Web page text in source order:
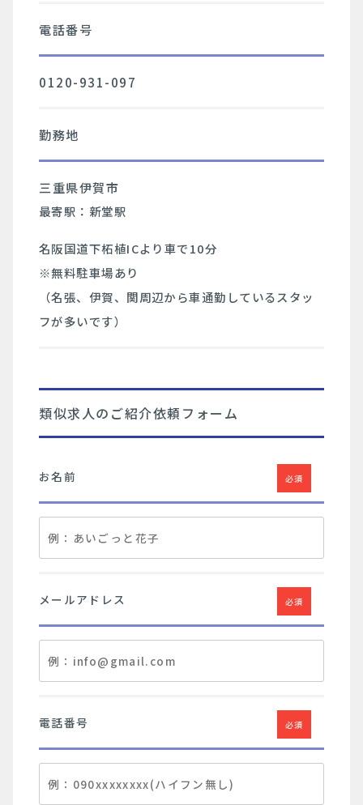
電話番号
0120-931-097
勤務地
三重県伊賀市
最寄駅：新堂駅
名阪国道下柘植ICより車で10分
※無料駐車場あり
（名張、伊賀、関周辺から車通勤しているスタッ
フが多いです）
類似求人のご紹介依頼フォーム
お名前 必須
メールアドレス 必須
電話番号 必須